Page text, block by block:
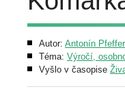
Autor: Antonín Pfeffer
Téma: Výročí,
Vyšlo v časopise